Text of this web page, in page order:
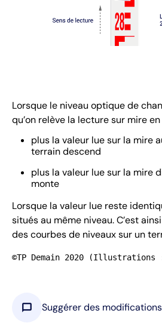
Lorsque le niveau optique de
qu’on relève la lecture sur mire
plus la valeur lue sur la mire
terrain descend
plus la valeur lue sur la mire
monte
Lorsque la valeur lue reste
situés au même niveau. C’est
des courbes de niveaux sur un
©TP Demain 2020 (Illustrations
chat_bubble Suggérer des modifications